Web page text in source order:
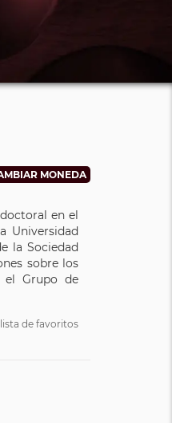
en el
Universidad
la Sociedad
sobre los
el Grupo de
de favoritos